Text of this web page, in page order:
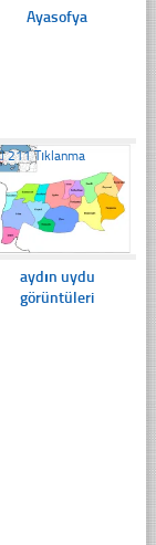
Ayasofya
211 Tıklanma
aydın uydu
görüntüleri